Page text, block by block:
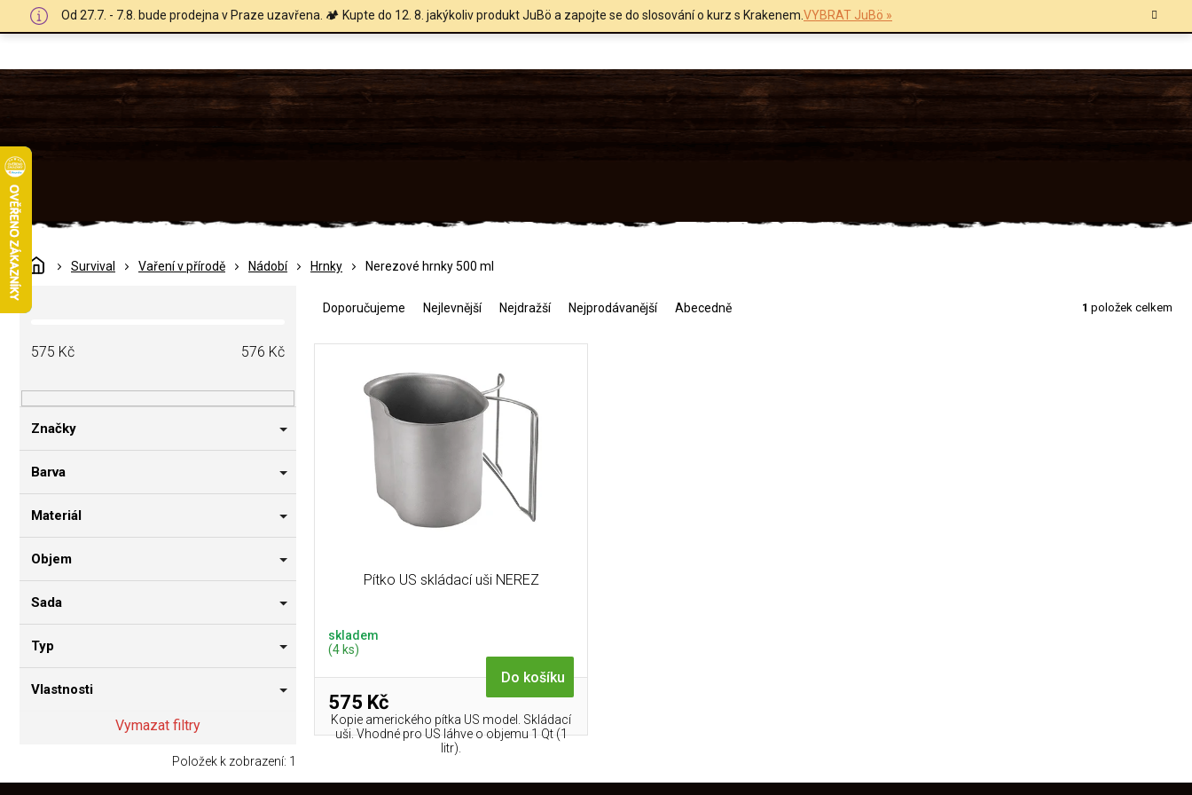
Od 27.7. - 7.8. bude prodejna v Praze uzavřena. 🏕️ Kupte do 12. 8. jakýkoliv produkt JuBö a zapojte se do slosování o kurz s Krakenem.VYBRAT JuBö »
DomůSurvival Vaření v přírodě Nádobí Hrnky Nerezové hrnky 500 ml
P
o
a
n
í
a
575 Kč 576 Kč
Značky
Barva
Materiál
Objem
Sada
Typ
Vlastnosti
Vymazat filtry
Položek k zobrazení: 1
e
Doporučujeme Nejlevnější Nejdražší Nejprodávanější Abecedně 1 položek celkem
Pítko US skládací uši NEREZ
skladem
(4 ks)
575 Kč
Do košíku
Kopie amerického pítka US model. Skládací
uši. Vhodné pro US láhve o objemu 1 Qt (1
litr).
O